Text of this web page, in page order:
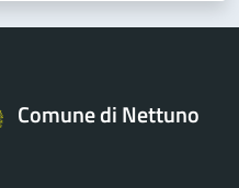
Comune di Nettuno